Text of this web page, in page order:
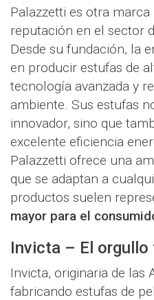
Palazzetti es otra
reputación en el sector
Desde su fundación, la
en producir estufas de
tecnología avanzada y
ambiente. Sus estufas
innovador, sino que
excelente eficiencia
Palazzetti ofrece una
que se adaptan a
productos suelen
mayor para el
Invicta – El orgullo
Invicta, originaria de las
fabricando estufas de